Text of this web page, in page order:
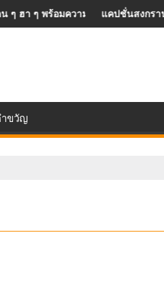
ๆ พร้อมความหมายดูอินเตอร์
แคปชั่นสงกรานต์ อ่
ขวัญ